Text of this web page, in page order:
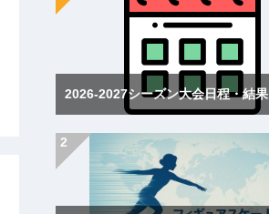
2026-2027シーズン大会日程・結果